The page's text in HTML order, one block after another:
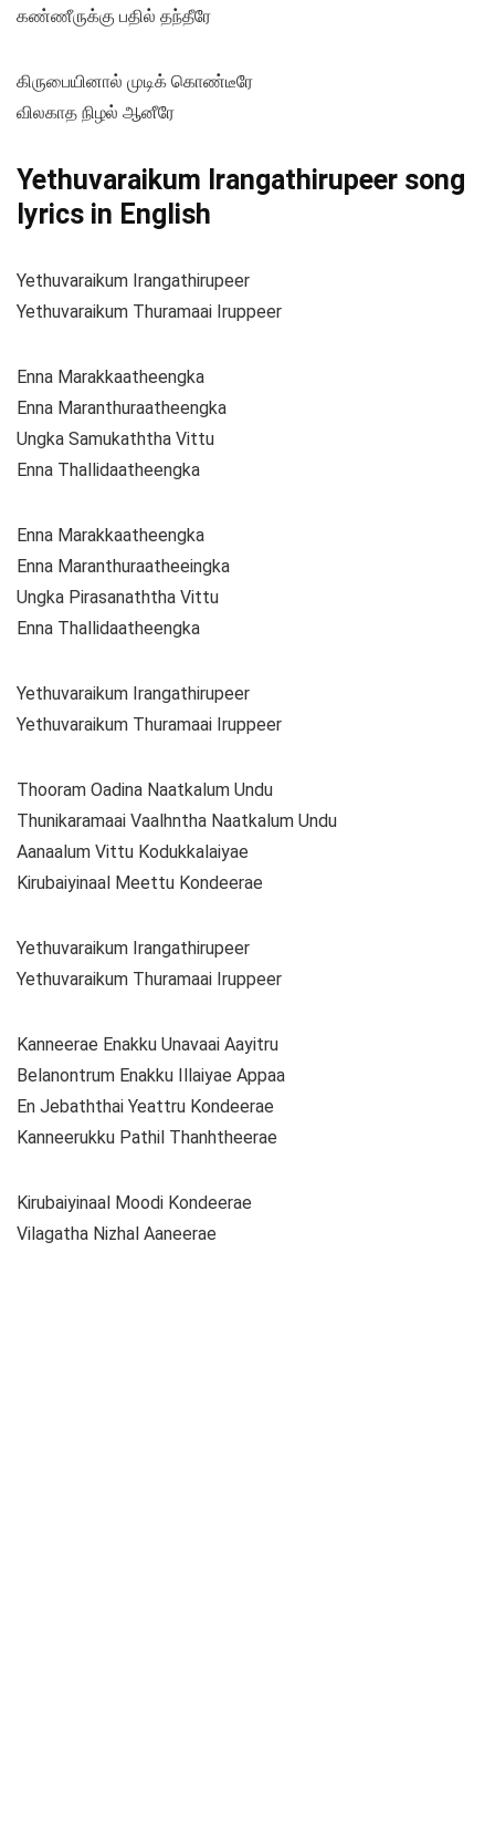
கண்ணீருக்கு பதில் தந்தீரே
கிருபையினால் முடிக் கொண்டீரே
விலகாத நிழல் ஆனீரே
Yethuvaraikum Irangathirupeer song
lyrics in English
Yethuvaraikum Irangathirupeer
Yethuvaraikum Thuramaai Iruppeer
Enna Marakkaatheengka
Enna Maranthuraatheengka
Ungka Samukaththa Vittu
Enna Thallidaatheengka
Enna Marakkaatheengka
Enna Maranthuraatheeingka
Ungka Pirasanaththa Vittu
Enna Thallidaatheengka
Yethuvaraikum Irangathirupeer
Yethuvaraikum Thuramaai Iruppeer
Thooram Oadina Naatkalum Undu
Thunikaramaai Vaalhntha Naatkalum Undu
Aanaalum Vittu Kodukkalaiyae
Kirubaiyinaal Meettu Kondeerae
Yethuvaraikum Irangathirupeer
Yethuvaraikum Thuramaai Iruppeer
Kanneerae Enakku Unavaai Aayitru
Belanontrum Enakku Illaiyae Appaa
En Jebaththai Yeattru Kondeerae
Kanneerukku Pathil Thanhtheerae
Kirubaiyinaal Moodi Kondeerae
Vilagatha Nizhal Aaneerae